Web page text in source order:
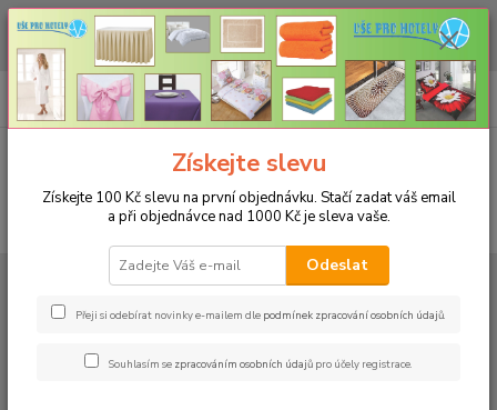
CHCETE NAKOUPIT VĚTŠÍ MNOŽSTVÍ NAŠICH PRODUKTŮ ZA LEPŠÍ
CENU? Klikněte ZDE
CZK
+420 773 794 023
Pondělí-pátek 9-16 hodin
0ks
za0 Kč
PROSTĚRADLA
Bavlněné prostěradla JERSEY s gumou - 45 barev
40 terrakota
Bavlněné prostěradlo JERSEY
Získejte slevu
Získejte 100 Kč slevu na první objednávku. Stačí zadat váš email
a při objednávce nad 1000 Kč je sleva vaše.
Odeslat
Přeji si odebírat novinky e-mailem dle podmínek zpracování osobních údajů.
Souhlasím se zpracováním osobních údajů pro účely registrace.